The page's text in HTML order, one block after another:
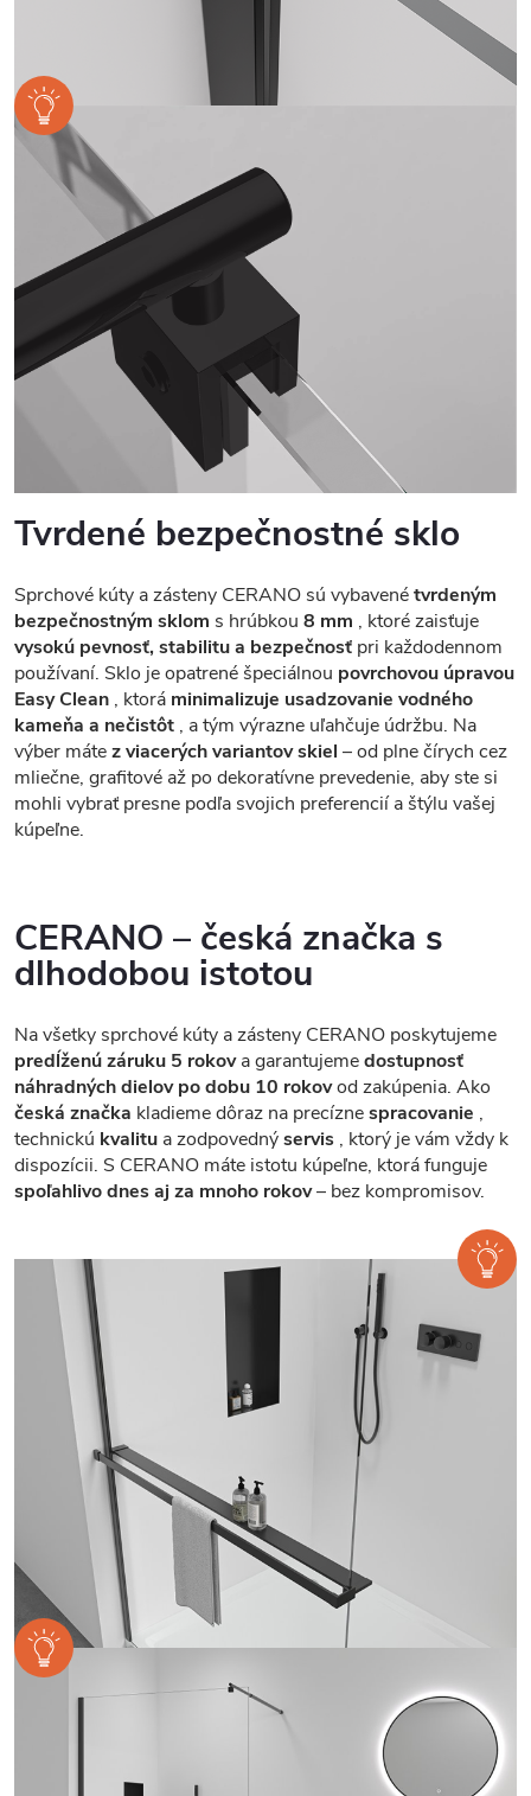
Tvrdené bezpečnostné sklo
Sprchové kúty a zásteny CERANO sú vybavenétvrdeným
bezpečnostným sklom s hrúbkou 8 mm , ktoré zaisťuje
vysokú pevnosť, stabilitu a bezpečnosť pri každodennom
používaní. Sklo je opatrené špeciálnou povrchovou úpravou
Easy Clean , ktorá minimalizuje usadzovanie vodného
kameňa a nečistôt , a tým výrazne uľahčuje údržbu. Na
výber mátez viacerých variantov skiel – od plne čírych cez
mliečne, grafitové až po dekoratívne prevedenie, aby ste si
mohli vybrať presne podľa svojich preferencií a štýlu vašej
kúpeľne.
CERANO – česká značka s
dlhodobou istotou
Na všetky sprchové kúty a zásteny CERANO poskytujeme
predĺženú záruku 5 rokova garantujemedostupnosť
náhradných dielov po dobu 10 rokovod zakúpenia. Ako
česká značka kladieme dôraz na precíznespracovanie ,
technickú kvalitu a zodpovednýservis , ktorý je vám vždy k
dispozícii. S CERANO máte istotu kúpeľne, ktorá funguje
spoľahlivo dnes aj za mnoho rokov– bez kompromisov.